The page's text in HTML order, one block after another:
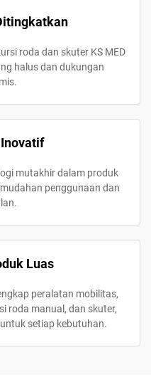
roda dan skuter KS MED
halus dan dukungan
mutakhir dalam produk
penggunaan dan
Luas
peralatan mobilitas,
roda manual, dan skuter,
setiap kebutuhan.